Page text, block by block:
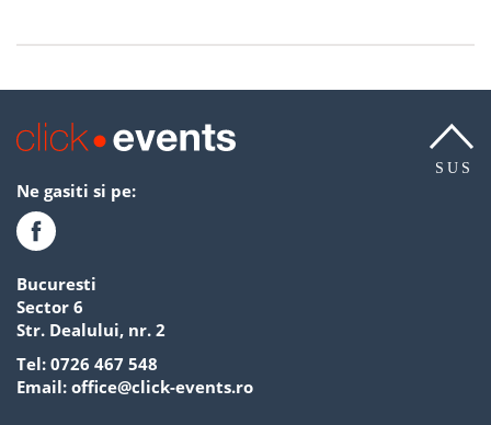
SUS
Ne gasiti si pe:
Bucuresti
Sector 6
Str. Dealului, nr. 2
Tel: 0726 467 548
Email: office@click-events.ro